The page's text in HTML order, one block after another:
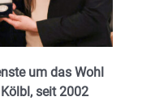
um das Wohl
seit 2002